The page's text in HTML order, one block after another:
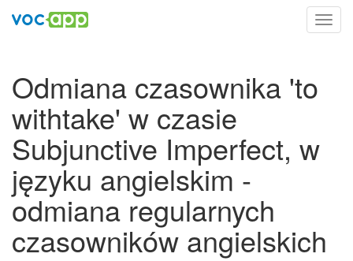
Odmiana czasownika 'to
withtake' w czasie
Subjunctive Imperfect, w
języku angielskim -
odmiana regularnych
czasowników angielskich